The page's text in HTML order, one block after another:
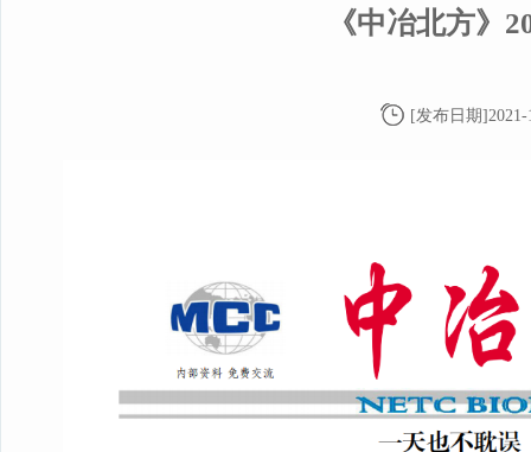
《中冶北方》
[发布日期]2021-